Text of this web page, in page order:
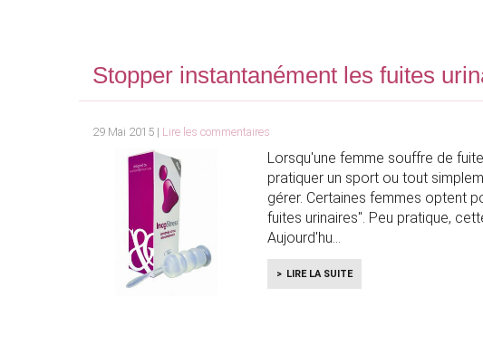
Stopper instantanément les fuites
29 Mai 2015 | Lire les commentaires
Lorsqu'une femme souffre de
pratiquer un sport ou tout
gérer. Certaines femmes optent
fuites urinaires". Peu pratique,
Aujourd'hu
LIRE LA SUITE